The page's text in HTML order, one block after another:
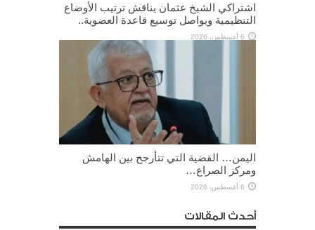
اشتراكي الشيخ عثمان يناقش ترتيب الأوضاع
التنظيمية ويواصل توسيع قاعدة العضوية..
6 أغسطس، 2026
اليمن… القضية التي تتأرجح بين الهامش
ومركز الصراع…
6 أغسطس، 2026
أحدث المقالات